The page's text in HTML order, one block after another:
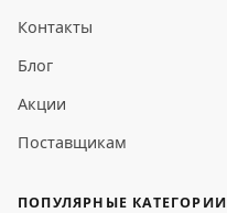
Контакты
Блог
Акции
Поставщикам
ПОПУЛЯРНЫЕ КАТЕГОРИИ